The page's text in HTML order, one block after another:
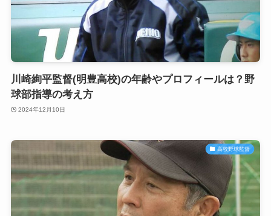
川崎絢平監督(明豊高校)の年齢やプロフィールは？野
球部指導の考え方
2024年12月10日
高校野球監督